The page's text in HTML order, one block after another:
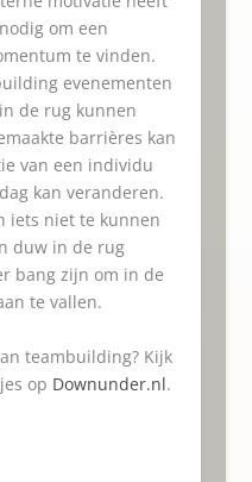
om een
te vinden.
evenementen
de rug kunnen
barrières kan
van een individu
kan veranderen.
iets niet te kunnen
duw in de rug
bang zijn om in de
te vallen.
teambuilding? Kijk
op Downunder.nl.